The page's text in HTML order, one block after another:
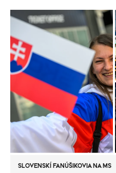
SLOVENSKÍ FANÚŠIKOVIA NA MS